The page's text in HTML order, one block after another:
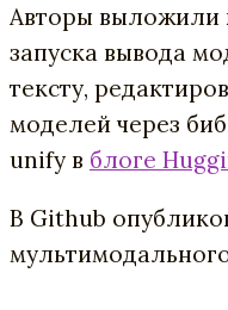
Авторы выложили
запуска вывода
тексту,
моделей через
unify в блоге
В Github